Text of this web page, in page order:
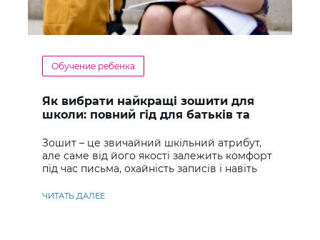
Обучение ребенка
Як вибрати найкращі зошити для
школи: повний гід для батьків та
Зошит – це звичайний шкільний атрибут,
але саме від його якості залежить комфорт
під час письма, охайність записів і навіть
ЧИТАТЬ ДАЛЕЕ